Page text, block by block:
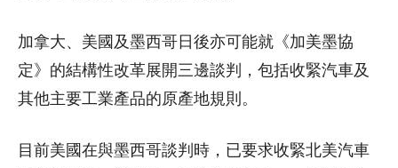
加拿大、美國及墨西哥日後亦可能就《加美墨協
定》的結構性改革展開三邊談判，包括收緊汽車及
其他主要工業產品的原產地規則。
目前美國在與墨西哥談判時，已要求收緊北美汽車